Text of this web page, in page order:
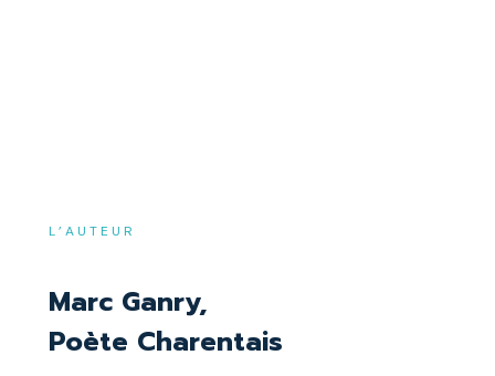
L’AUTEUR
Marc Ganry,
Poète Charentais